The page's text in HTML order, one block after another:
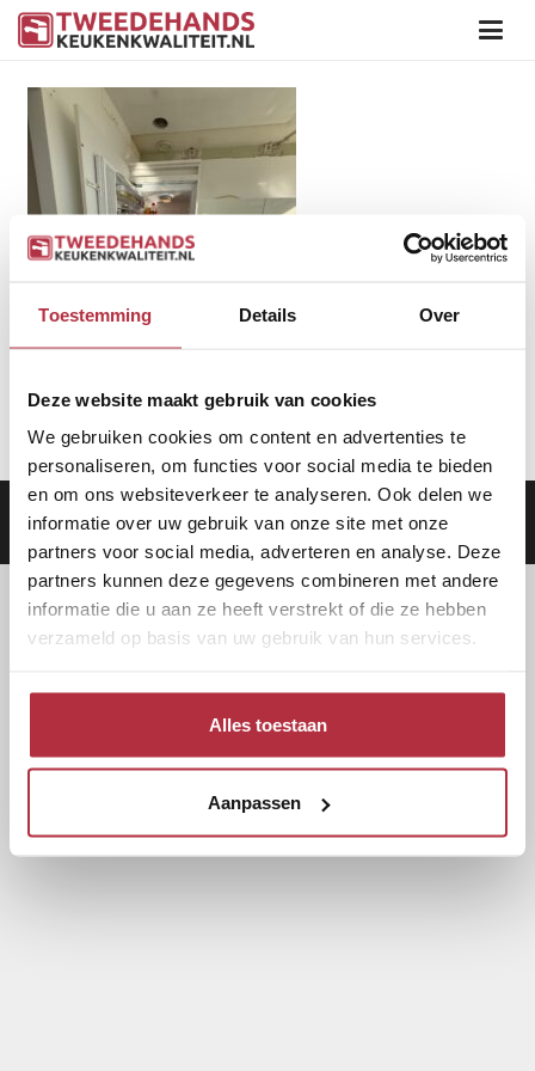
Toestemming Details Over
Deze website maakt gebruik van cookies
We gebruiken cookies om content en advertenties te
personaliseren, om functies voor social media te bieden
en om ons websiteverkeer te analyseren. Ook delen we
informatie over uw gebruik van onze site met onze
partners voor social media, adverteren en analyse. Deze
partners kunnen deze gegevens combineren met andere
informatie die u aan ze heeft verstrekt of die ze hebben
verzameld op basis van uw gebruik van hun services.
Alles toestaan
Aanpassen
Aanbod| Keukens |Levering|Garantie|Privacy Beleid